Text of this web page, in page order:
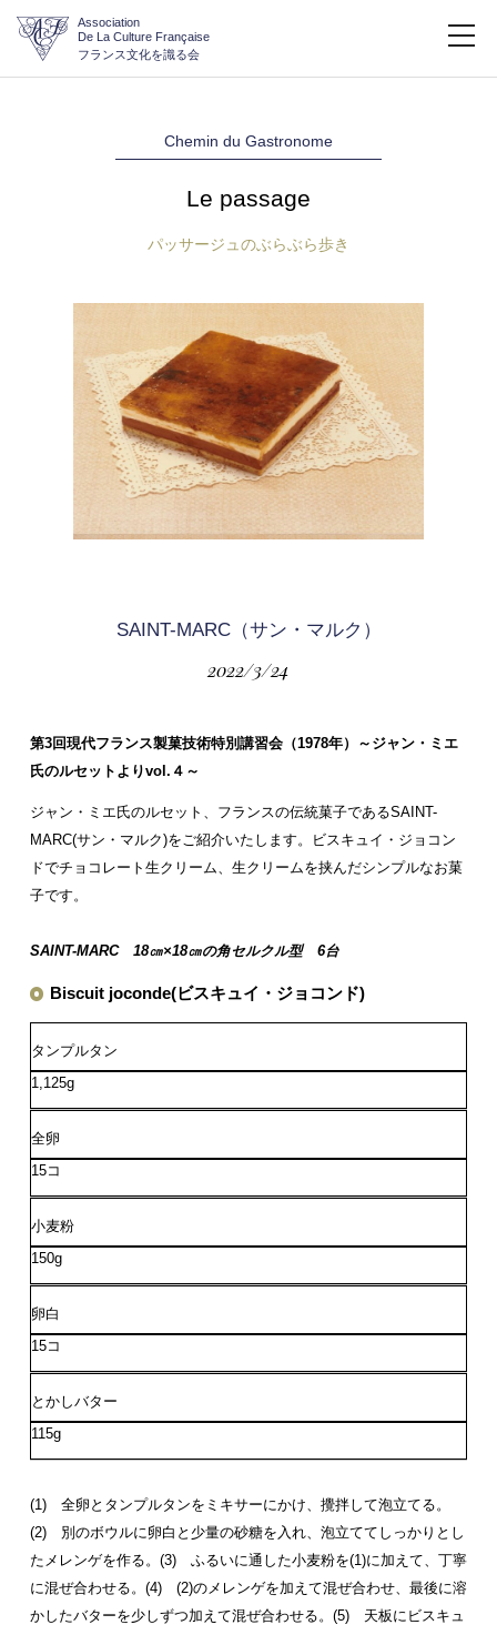
Association
De La Culture Française
フランス文化を識る会
Chemin du Gastronome
Le passage
パッサージュのぶらぶら歩き
SAINT-MARC（サン・マルク）
2022/3/24
第3回現代フランス製菓技術特別講習会（1978年）
～ジャン・ミエ
氏のルセットよりvol.４～
ジャン・ミエ氏のルセット、フランスの伝統菓子であるSAINT-
MARC(サン・マルク)をご紹介いたします。ビスキュイ・ジョコン
ドでチョコレート生クリーム、生クリームを挟んだシンプルなお菓
子です。
SAINT-MARC 18㎝×18㎝の角セルクル型 6台
Biscuit joconde(ビスキュイ・ジョコンド)
タンプルタン
1,125g
全卵
15コ
小麦粉
150g
卵白
15コ
とかしバター
115g
(1) 全卵とタンプルタンをミキサーにかけ、攪拌して泡立てる。
(2) 別のボウルに卵白と少量の砂糖を入れ、泡立ててしっかりとし
たメレンゲを作る。 (3) ふるいに通した小麦粉を(1)に加えて、丁寧
に混ぜ合わせる。 (4) (2)のメレンゲを加えて混ぜ合わせ、最後に溶
かしたバターを少しずつ加えて混ぜ合わせる。 (5) 天板にビスキュ